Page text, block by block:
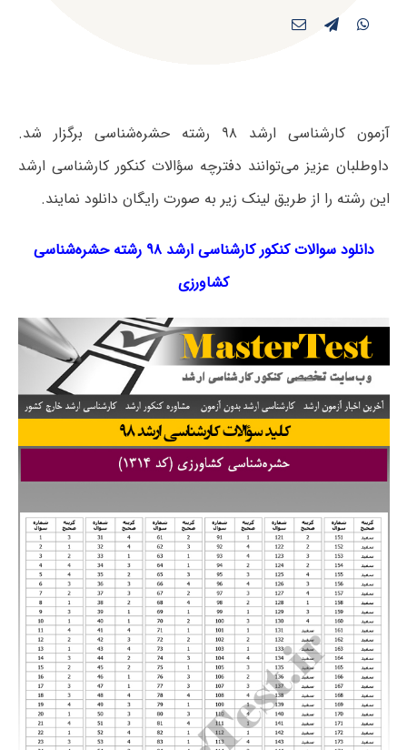
آزمون کارشناسی ارشد ۹۸ رشته حشره‌شناسی برگزار شد.
داوطلبان عزیز می‌توانند دفترچه سؤالات کنکور کارشناسی ارشد
این رشته را از طریق لینک‌ زیر به صورت رایگان دانلود نمایند.
دانلود سوالات کنکور کارشناسی ارشد ۹۸ رشته حشره‌شناسی
کشاورزی